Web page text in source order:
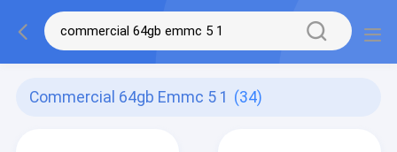
Commercial 64gb Emmc 5 1 (34)